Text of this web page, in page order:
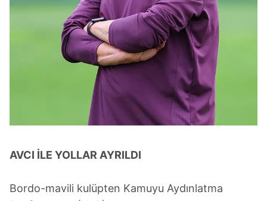
AVCI İLE YOLLAR AYRILDI
Bordo-mavili kulüpten Kamuyu Aydınlatma